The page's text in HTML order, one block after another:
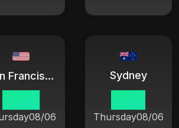
San Francisco
08/06
Sydney
Thursday08/06